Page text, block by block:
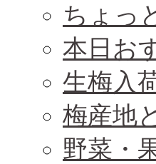
ちょっ
本日お
生梅入
梅産地
野菜・